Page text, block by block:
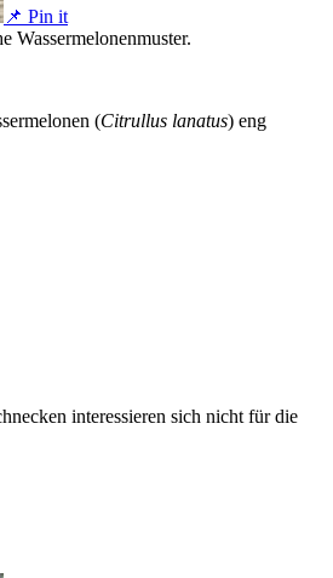
📌 Pin it
Wassermelonenmuster.
(Citrullus lanatus) eng
interessieren sich nicht für die